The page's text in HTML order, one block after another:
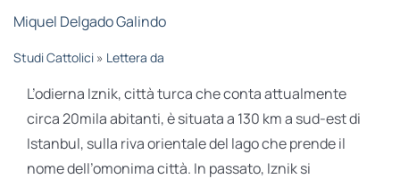
Miquel Delgado Galindo
Studi Cattolici» Lettera da
L’odierna Iznik, città turca che conta attualmente
circa 20mila abitanti, è situata a 130 km a sud-est di
Istanbul, sulla riva orientale del lago che prende il
nome dell’omonima città. In passato, Iznik si